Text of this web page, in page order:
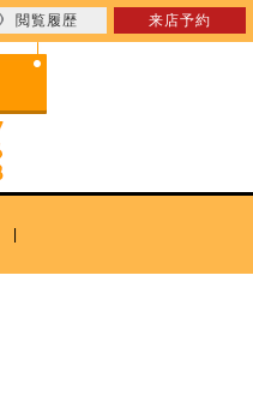
閲覧履歴 来店予約